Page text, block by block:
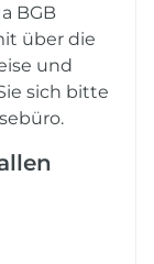
BGB
über die
und
sich bitte